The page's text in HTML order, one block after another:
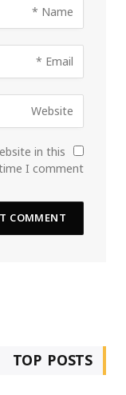
in this
I comment.
TOP POSTS